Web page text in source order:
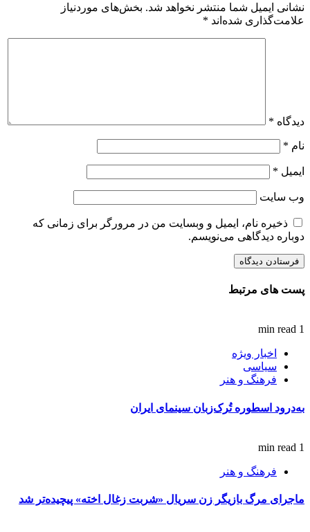
نشانی ایمیل شما منتشر نخواهد شد. بخش‌های موردنیاز
علامت‌گذاری شده‌اند *
دیدگاه *
نام *
ایمیل *
وب‌ سایت
ذخیره نام، ایمیل و وبسایت من در مرورگر برای زمانی که
دوباره دیدگاهی می‌نویسم.
پست های مرتبط
1 min read
اخبار ویژه
سیاسی
فرهنگ و هنر
به‌درود اسطوره تُرک‌زبان سینمای ایران
1 min read
فرهنگ و هنر
ماجرای مرگ بازیگر زن سریال «شربت زغال اخته» پیچیده‌تر شد